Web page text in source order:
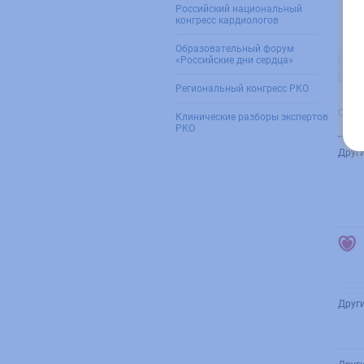
Российский национальный
конгресс кардиологов
Образовательный форум
«Российские дни сердца»
Региональный конгресс РКО
Клинические разборы экспертов
РКО